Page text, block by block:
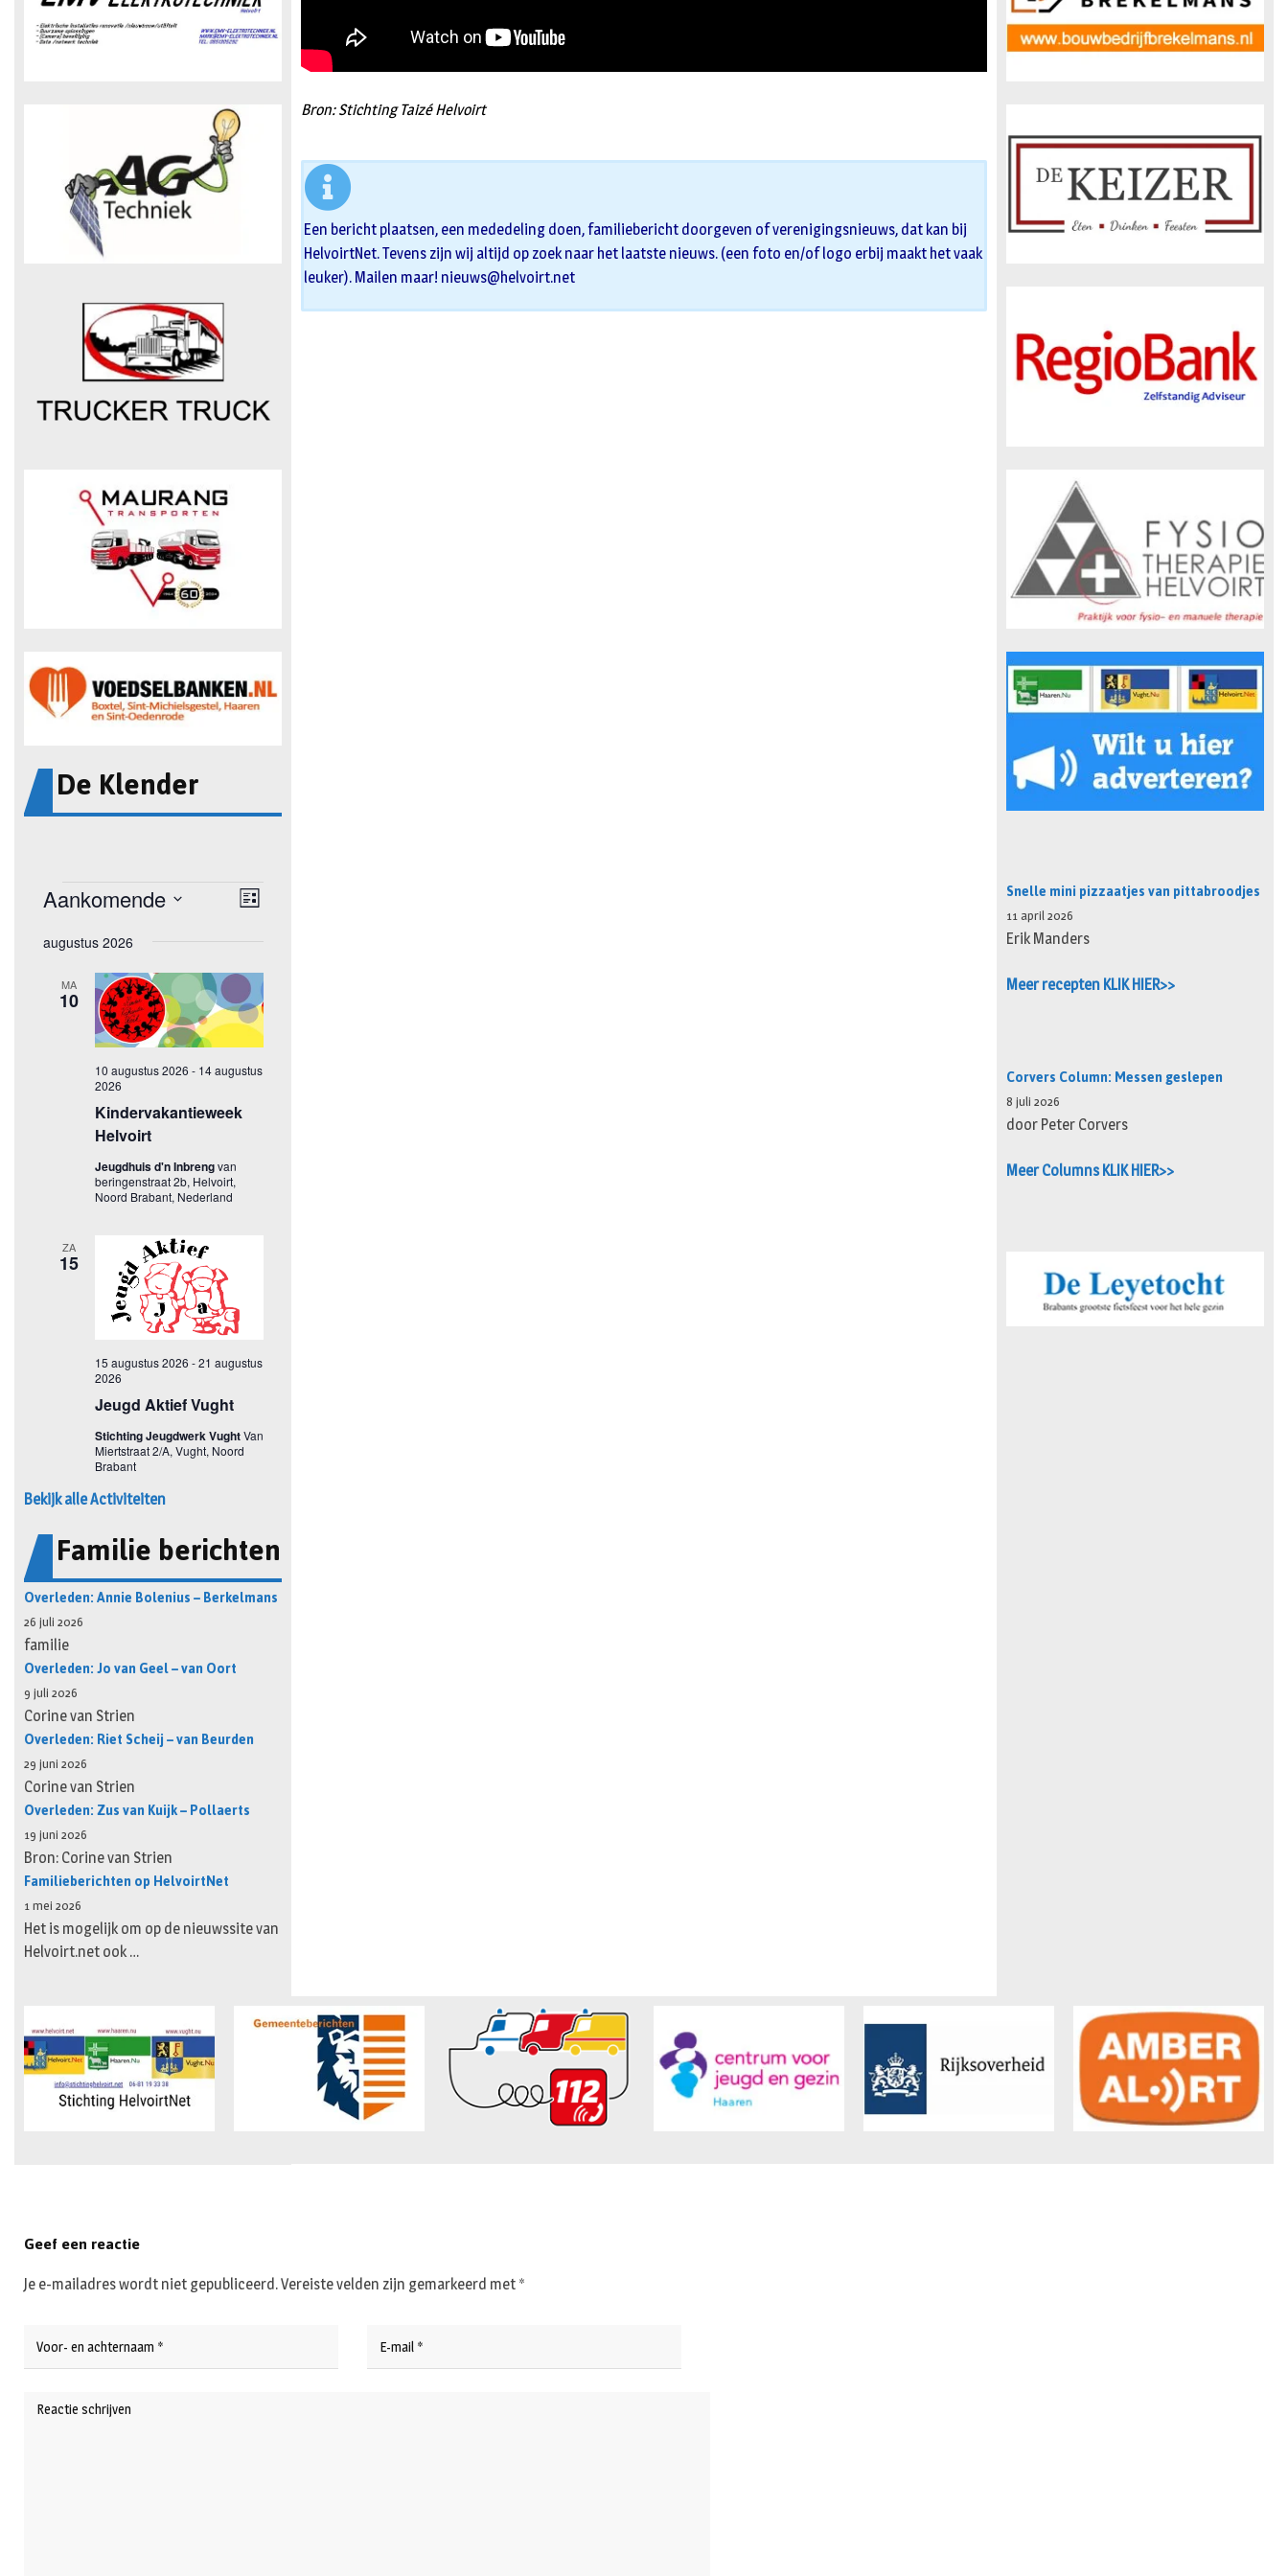
De Klender
Bekijk alle Activiteiten
Familie berichten
Overleden: Annie Bolenius – Berkelmans
26 juli 2026
familie
Overleden: Jo van Geel – van Oort
9 juli 2026
Corine van Strien
Overleden: Riet Scheij – van Beurden
29 juni 2026
Corine van Strien
Overleden: Zus van Kuijk – Pollaerts
19 juni 2026
Bron: Corine van Strien
Familieberichten op HelvoirtNet
1 mei 2026
Het is mogelijk om op de nieuwssite van
Helvoirt.net ook …
Bron: Stichting Taizé Helvoirt
Een bericht plaatsen, een mededeling doen, familiebericht doorgeven of verenigingsnieuws, dat kan bij
HelvoirtNet. Tevens zijn wij altijd op zoek naar het laatste nieuws. (een foto en/of logo erbij maakt het vaak
leuker). Mailen maar! nieuws@helvoirt.net
Snelle mini pizzaatjes van pittabroodjes
11 april 2026
Erik Manders
Meer recepten KLIK HIER>>
Corvers Column: Messen geslepen
8 juli 2026
door Peter Corvers
Meer Columns KLIK HIER>>
Geef een reactie
Je e-mailadres wordt niet gepubliceerd.Vereiste velden zijn gemarkeerd met *